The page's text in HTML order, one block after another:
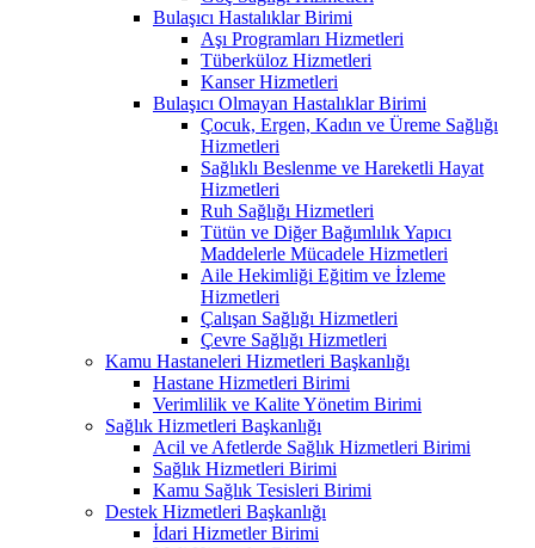
Bulaşıcı Hastalıklar Birimi
Aşı Programları Hizmetleri
Tüberküloz Hizmetleri
Kanser Hizmetleri
Bulaşıcı Olmayan Hastalıklar Birimi
Çocuk, Ergen, Kadın ve Üreme Sağlığı
Hizmetleri
Sağlıklı Beslenme ve Hareketli Hayat
Hizmetleri
Ruh Sağlığı Hizmetleri
Tütün ve Diğer Bağımlılık Yapıcı
Maddelerle Mücadele Hizmetleri
Aile Hekimliği Eğitim ve İzleme
Hizmetleri
Çalışan Sağlığı Hizmetleri
Çevre Sağlığı Hizmetleri
Kamu Hastaneleri Hizmetleri Başkanlığı
Hastane Hizmetleri Birimi
Verimlilik ve Kalite Yönetim Birimi
Sağlık Hizmetleri Başkanlığı
Acil ve Afetlerde Sağlık Hizmetleri Birimi
Sağlık Hizmetleri Birimi
Kamu Sağlık Tesisleri Birimi
Destek Hizmetleri Başkanlığı
İdari Hizmetler Birimi